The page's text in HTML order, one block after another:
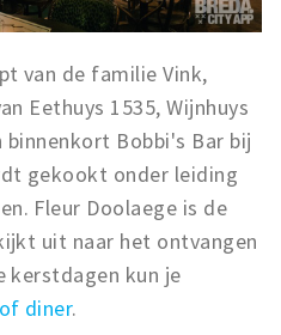
van de familie Vink,
Eethuys 1535, Wijnhuys
binnenkort Bobbi's Bar bij
gekookt onder leiding
Fleur Doolaege is de
uit naar het ontvangen
kerstdagen kun je
diner.